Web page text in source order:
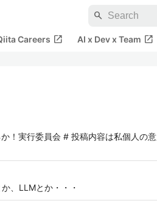
search
Careers open_in_new AI x Dev x Team open_in_new
実行委員会 # 投稿内容は私個人の
、LLMとか・・・